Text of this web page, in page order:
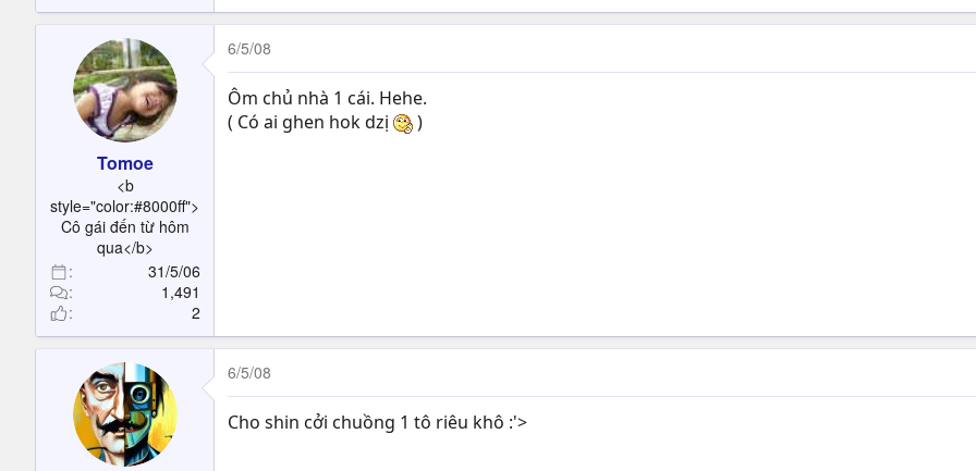
Tomoe
<b
style="color:#8000ff">
Cô gái đến từ hôm
qua</b>
31/5/06
1,491
2
6/5/08
Ôm chủ nhà 1 cái. Hehe.
( Có ai ghen hok dzị
)
6/5/08
Cho shin cởi chuồng 1 tô riêu khô :'>